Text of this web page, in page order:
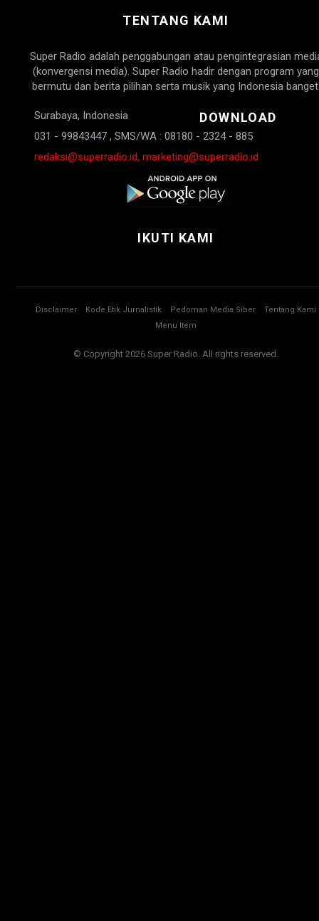
TENTANG KAMI
Super Radio adalah penggabungan atau pengintegrasian
(konvergensi media). Super Radio hadir dengan program yang
bermutu dan berita pilihan serta musik yang Indonesia
Surabaya, Indonesia
031 - 99843447 , SMS/WA : 08180 - 2324 - 885
redaksi@superradio.id, marketing@superradio.id
DOWNLOAD
IKUTI KAMI
Disclaimer Kode Etik Jurnalistik Pedoman Media Siber
Tentang Kami
Menu Item
© Copyright 2026 Super Radio. All rights reserved.